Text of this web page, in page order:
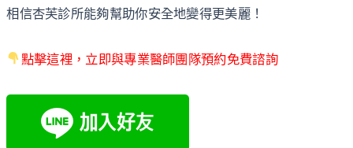
相信杏芙診所能夠幫助你安全地變得更美麗！
點擊這裡，立即與專業醫師團隊預約免費諮詢